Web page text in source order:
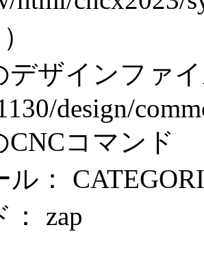
デザインファ
design/
CNCコマンド
ル：
： zap